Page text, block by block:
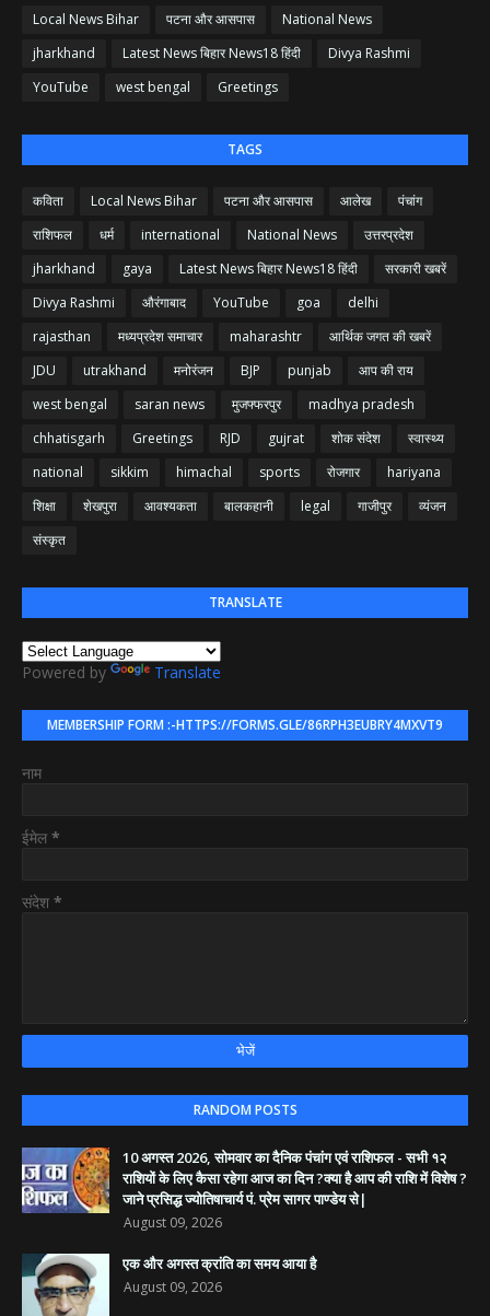
Local News Bihar पटना और आसपास
National News
jharkhand
Latest News बिहार News18 हिंदी
Divya Rashmi
YouTube
west bengal Greetings
TAGS
कविता Local News Bihar पटना और आसपास आलेख
पंचांग
राशिफल
धर्म international National News
उत्तरप्रदेश
jharkhand
gaya Latest News बिहार News18 हिंदी
सरकारी खबरें
Divya Rashmi
औरंगाबाद YouTube goa
delhi
rajasthan
मध्यप्रदेश समाचार maharashtr
आर्थिक जगत की खबरें
JDU
utrakhand मनोरंजन BJP punjab
आप की राय
west bengal
saran news मुजफ्फरपुर
madhya pradesh
chhatisgarh
Greetings RJD gujrat शोक संदेश
स्वास्थ्य
national
sikkim himachal sports रोजगार
hariyana
शिक्षा
शेखपुरा आवश्यकता बालकहानी legal गाजीपुर
व्यंजन
संस्कृत
TRANSLATE
Powered by Translate
MEMBERSHIP FORM :-HTTPS://FORMS.GLE/86RPH3EUBRY4MXVT9
नाम
ईमेल *
संदेश *
RANDOM POSTS
10 अगस्त 2026, सोमवार का दैनिक पंचांग एवं राशिफल - सभी १२
राशियों के लिए कैसा रहेगा आज का दिन ?क्या है आप की राशि में विशेष ?
जाने प्रसिद्ध ज्योतिषाचार्य पं. प्रेम सागर पाण्डेय से|
August 09, 2026
एक और अगस्त क्रांति का समय आया है
August 09, 2026